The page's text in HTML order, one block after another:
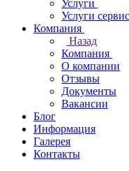
Услуги
Услуги
Компания
Назад
Компания
О компании
Отзывы
Документы
Вакансии
Блог
Информация
Галерея
Контакты